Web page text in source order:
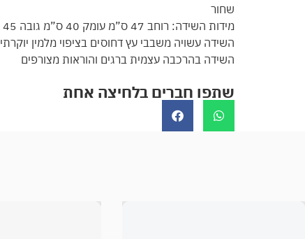
שחור
מידות השידה: רוחב 47 ס”מ עומק 40 ס”מ גובה 45 ס”מ
השידה עשויה משבבי עץ דחוסים בציפוי מלמין יוקרתי
השידה בהרכבה עצמית ברגים והוראות מצורפים
שתפו חברים בלחיצה אחת